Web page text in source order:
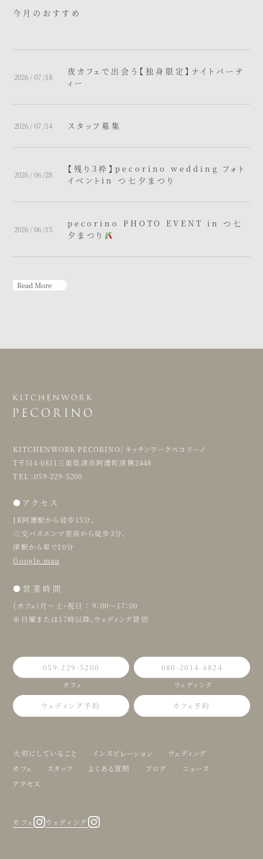
今月のおすすめ
2026 / 07 /18
夜カフェで出会う【独身限定】ナイトパーテ
ィー
2026 / 07 /14 スタッフ募集
2026 / 06 /28
【残り３枠】pecorino wedding フォト
イベントin つ七夕まつり
2026 / 06 /15
pecorino PHOTO EVENT in つ七
夕まつり
Read More
KITCHENWORK PECORINO｜キッチンワークペコリーノ
T〒514-0811三重県津市阿漕町津興2448
TEL :059-229-5200
●アクセス
JR阿漕駅から徒歩15分、
三交バスエンマ堂前から徒歩3分、
津駅から車で10分
Google map
●営業時間
（カフェ）月〜土・祝日 ： 9：00〜17：00
※日曜または17時以降、ウェディング貸切
059-229-5200
カフェ
080-2014-6824
ウェディング
ウェディング予約 カフェ予約
大切にしていること インスピレーション
ウェディング
カフェ
スタッフ よくある質問 ブログ
ニュース
アクセス
カフェ ウェディング